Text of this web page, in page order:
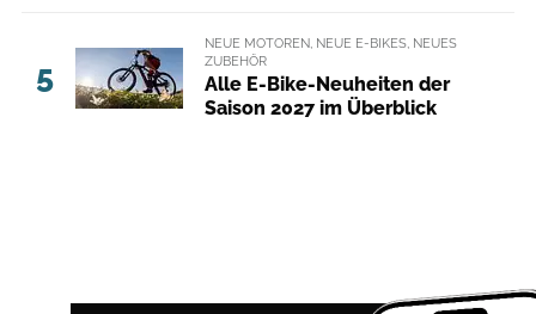
5
NEUE MOTOREN, NEUE E-BIKES, NEUES
ZUBEHÖR
Alle E-Bike-Neuheiten der
Saison 2027 im Überblick